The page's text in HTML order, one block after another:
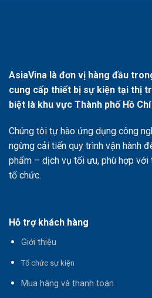
AsiaVina là đơn vị hàng đầu
cung cấp thiết bị sự kiện tại thị
biệt là khu vực Thành phố Hồ
Chúng tôi tự hào ứng dụng công
ngừng cải tiến quy trình vận hành
phẩm – dịch vụ tối ưu, phù hợp với
tổ chức.
Hỗ trợ khách hàng
Giới thiệu
Tổ chức sự kiện
Mua hàng và thanh toán